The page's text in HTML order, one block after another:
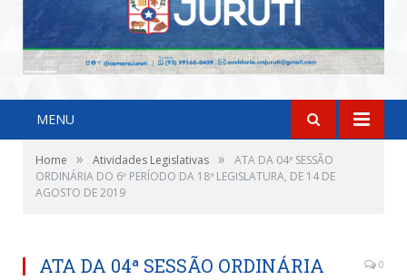
MENU
Home » Atividades Legislativas »
ATA DA 04ª SESSÃO
ORDINÁRIA DO 6º PERÍODO DA 18ª LEGISLATURA, DE 14 DE
AGOSTO DE 2019
ATA DA 04ª SESSÃO ORDINÁRIA
0